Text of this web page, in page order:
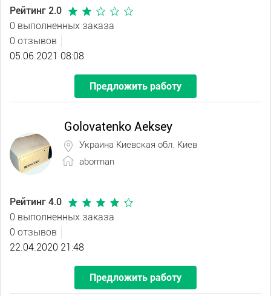
Рейтинг 2.0
0 выполненных заказа
0 отзывов
05.06.2021 08:08
Предложить работу
Golovatenko Aeksey
Украина Киевская обл. Киев
aborman
Рейтинг 4.0
0 выполненных заказа
0 отзывов
22.04.2020 21:48
Предложить работу